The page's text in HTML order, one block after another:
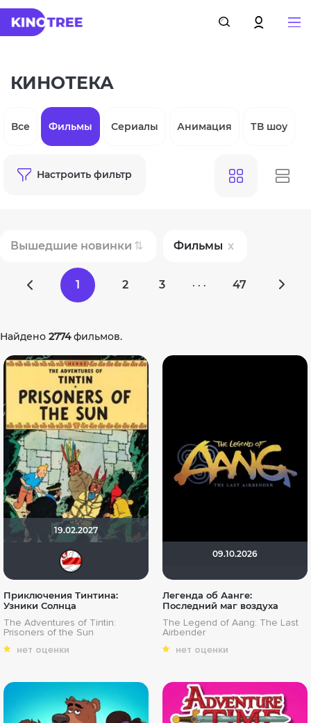
КИНОТЕКА
Все Фильмы Сериалы Анимация ТВ шоу
Настроить фильтр
Вышедшие новинки Фильмы
1 2 3 · · · 47
Найдено 2774фильмов.
19.02.2027
Приключения Тинтина:
Узники Солнца
The Adventures of Tintin:
Prisoners of the Sun
нет оценки
09.10.2026
Легенда об Аанге:
Последний маг воздуха
The Legend of Aang: The Last
Airbender
нет оценки